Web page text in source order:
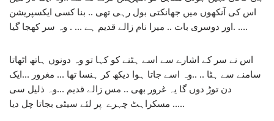
اس کی آنکھوں میں جھانکتی بول رہی تھی .. بنا کسی ایکسپریشن
.اور دوسری بات .. میرا نام زالے قدیم ہے … . وہ سر کھجا گیا ….
اس نے سر کے اشارے سے اسے ہٹنے کو کہا تو وہ دونوں ہاتھ اٹھاتا
سامنے سے ہٹا .. ..وہ اسے جاتا ہوا دیکھ کر ہنسا تھا … مغرور …ایک
دن توڑ دوں گا یہ غرور بھی .. مس زالے قدیم …وہ ذلیل سی
مسکراہٹ چہرے پر لئے سیٹی بجاتا چل دیا …..